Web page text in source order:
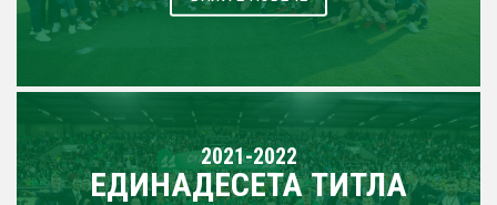
2021-2022
ЕДИНАДЕСЕТА ТИТЛА